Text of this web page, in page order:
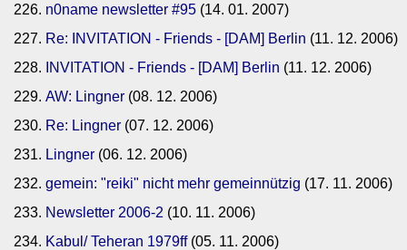
n0name newsletter #95 (14. 01. 2007)
Re: INVITATION - Friends - [DAM] Berlin (11. 12. 2006)
INVITATION - Friends - [DAM] Berlin (11. 12. 2006)
AW: Lingner (08. 12. 2006)
Re: Lingner (07. 12. 2006)
Lingner (06. 12. 2006)
gemein: "reiki" nicht mehr gemeinnützig (17. 11. 2006)
Newsletter 2006-2 (10. 11. 2006)
Kabul/ Teheran 1979ff(05. 11. 2006)